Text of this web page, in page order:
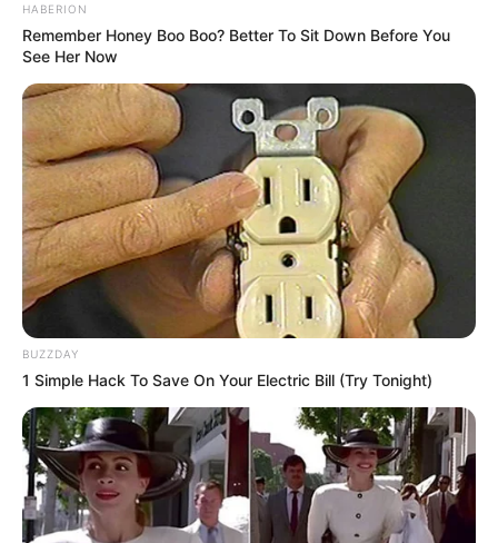
HABERION
Remember Honey Boo Boo? Better To Sit Down Before You
See Her Now
BUZZDAY
1 Simple Hack To Save On Your Electric Bill (Try Tonight)